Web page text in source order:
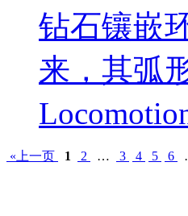
钻石镶嵌
来，其弧
«上一页 1 2 … 3 4 5 6